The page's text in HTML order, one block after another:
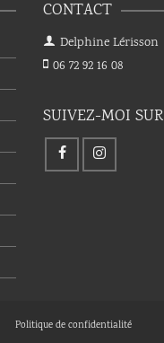
CONTACT
Delphine Lérisson
06 72 92 16 08
SUIVEZ-MOI SUR
Politique de confidentialité